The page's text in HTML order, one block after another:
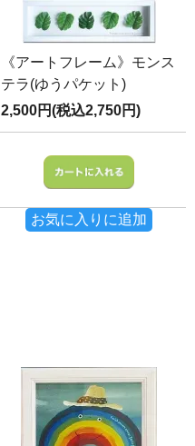
《アートフレーム》モンス
テラ(ゆうパケット)
2,500円(税込2,750円)
お気に入りに追加